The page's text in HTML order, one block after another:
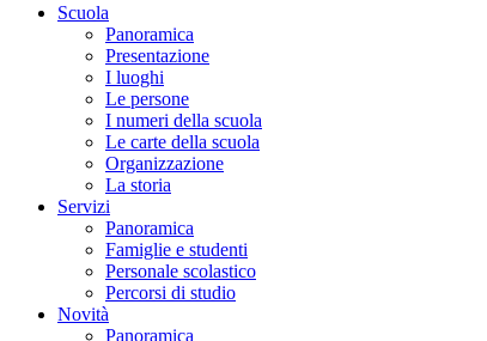
Scuola
Panoramica
Presentazione
I luoghi
Le persone
I numeri della scuola
Le carte della scuola
Organizzazione
La storia
Servizi
Panoramica
Famiglie e studenti
Personale scolastico
Percorsi di studio
Novità
Panoramica